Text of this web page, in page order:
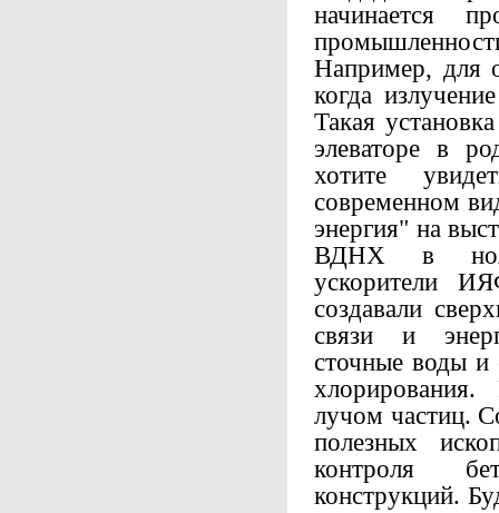
начинается
Например, для
когда
Такая
элеваторе в
хотите
современном
энергия" на
ВДНХ в
ускорители
создавали
связи и
сточные воды и
лучом частиц.
полезных
контроля
конструкций.